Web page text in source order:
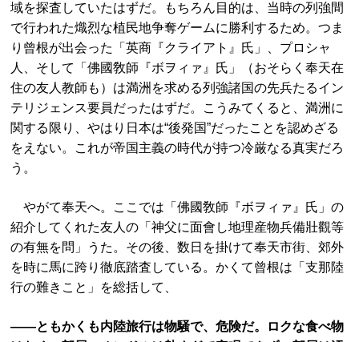
域を探査していたはずだ。もちろん目的は、当時の列強間
で行われた熾烈な植民地争奪ゲームに勝利するため。つま
り曾根が出会った「英商『クライアト』氏」、プロシャ
人、そして「佛國敎師『ボヲィァ』氏」（おそらく奉天在
住の友人教師も）は満洲を求める列強諸国の先兵たるイン
テリジェンス要員だったはずだ。こうみてくると、満洲に
関する限り、やはり日本は“後発国”だったことを認めざる
をえない。これが帝国主義の時代が持つ冷厳なる真実だろ
う。
やがて奉天へ。ここでは「佛國敎師『ボヲィァ』氏」の
紹介してくれた友人の「神父に面會し地理産物兵備壯觀等
の有無を問」うた。その後、数日を掛けて奉天市街、郊外
を時に馬に跨り徹底踏査している。かくて曾根は「支那陸
行の難きこと」を総括して、
――ともかくも内陸旅行は物騒で、危険だ。ロクな食べ物